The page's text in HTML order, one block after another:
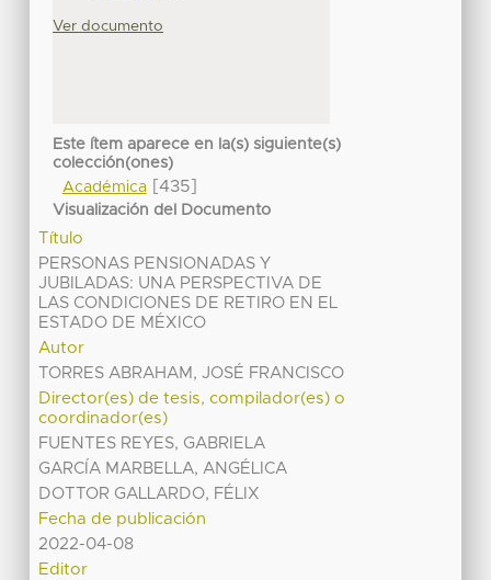
Ver documento
Este ítem aparece en la(s) siguiente(s)
colección(ones)
Académica[435]
Visualización del Documento
Título
PERSONAS PENSIONADAS Y
JUBILADAS: UNA PERSPECTIVA DE
LAS CONDICIONES DE RETIRO EN EL
ESTADO DE MÉXICO
Autor
TORRES ABRAHAM, JOSÉ FRANCISCO
Director(es) de tesis, compilador(es) o
coordinador(es)
FUENTES REYES, GABRIELA
GARCÍA MARBELLA, ANGÉLICA
DOTTOR GALLARDO, FÉLIX
Fecha de publicación
2022-04-08
Editor